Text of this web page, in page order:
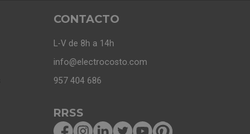
CONTACTO
L-V de 8h a 14h
info@electrocosto.com
957 404 686
RRSS